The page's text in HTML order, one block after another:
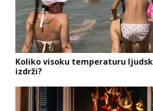
Koliko visoku temperaturu
izdrži?